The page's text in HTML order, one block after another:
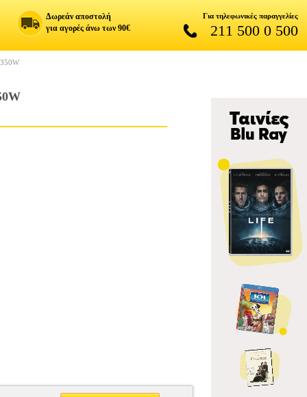
Δωρεάν αποστολή
για αγορές άνω των 90€
Για τηλεφωνικές παραγγελίες
211 500 0 500